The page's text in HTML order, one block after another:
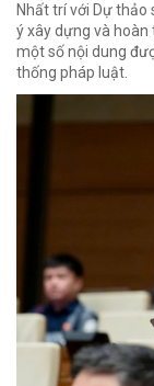
Nhất trí với Dự thảo
ý xây dựng và hoàn
một số nội dung
thống pháp luật.